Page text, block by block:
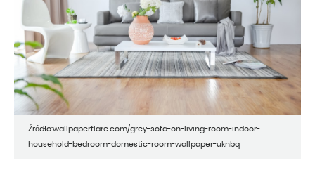
Źródło:wallpaperflare.com/grey-sofa-on-living-room-indoor-
household-bedroom-domestic-room-wallpaper-uknbq